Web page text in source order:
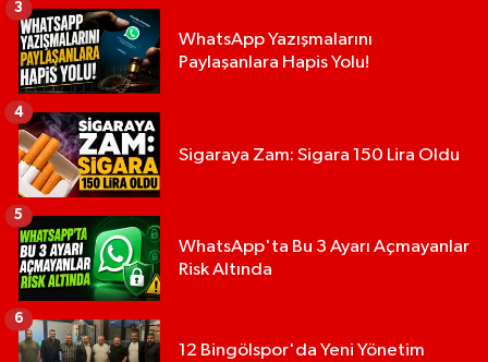
WhatsApp Yazışmalarını
Paylaşanlara Hapis Yolu!
3
Sigaraya Zam: Sigara 150 Lira Oldu
4
WhatsApp'ta Bu 3 Ayarı Açmayanlar
Risk Altında
5
12 Bingölspor'da Yeni Yönetim
6